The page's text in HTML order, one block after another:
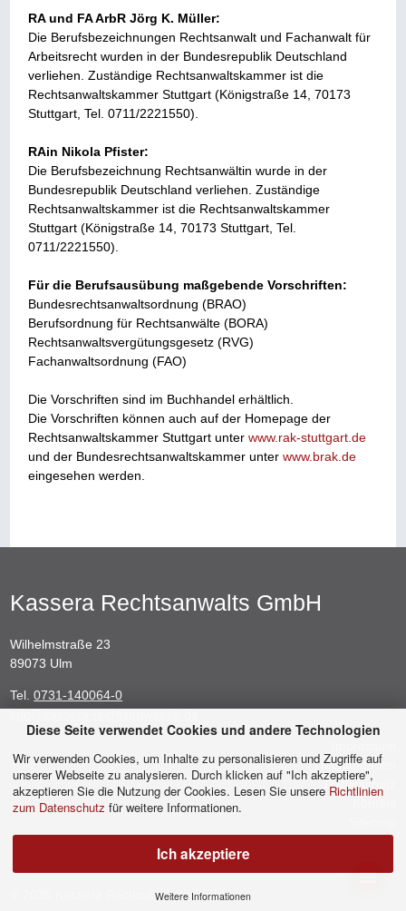
Diese Seite verwendet Cookies und andere Technologien
Wir verwenden Cookies, um Inhalte zu personalisieren und Zugriffe auf
unserer Webseite zu analysieren. Durch klicken auf "Ich akzeptiere",
akzeptieren Sie die Nutzung der Cookies. Lesen Sie unsere Richtlinien
zum Datenschutz für weitere Informationen.
Ich akzeptiere
Weitere Informationen
RA und FA ArbR Jörg K. Müller:
Die Berufsbezeichnungen Rechtsanwalt und Fachanwalt für
Arbeitsrecht wurden in der Bundesrepublik Deutschland
verliehen. Zuständige Rechtsanwaltskammer ist die
Rechtsanwaltskammer Stuttgart (Königstraße 14, 70173
Stuttgart, Tel. 0711/2221550).
RAin Nikola Pfister:
Die Berufsbezeichnung Rechtsanwältin wurde in der
Bundesrepublik Deutschland verliehen. Zuständige
Rechtsanwaltskammer ist die Rechtsanwaltskammer
Stuttgart (Königstraße 14, 70173 Stuttgart, Tel.
0711/2221550).
Für die Berufsausübung maßgebende Vorschriften:
Bundesrechtsanwaltsordnung (BRAO)
Berufsordnung für Rechtsanwälte (BORA)
Rechtsanwaltsvergütungsgesetz (RVG)
Fachanwaltsordnung (FAO)
Die Vorschriften sind im Buchhandel erhältlich.
Die Vorschriften können auch auf der Homepage der
Rechtsanwaltskammer Stuttgart unterwww.rak-stuttgart.de
und der Bundesrechtsanwaltskammer unterwww.brak.de
eingesehen werden.
Kassera Rechtsanwalts GmbH
Wilhelmstraße 23
89073 Ulm
Tel.0731-140064-0
TMG Angaben
Datenschutz
menu
© 2026 Kassera Rechtsanwalts GmbH